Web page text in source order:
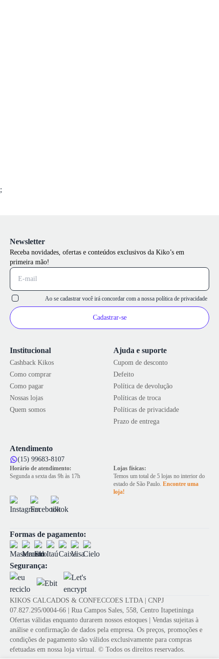
;
Institucional
Cashback Kikos
Como comprar
Como pagar
Nossas lojas
Quem somos
Ajuda e suporte
Cupom de desconto
Defeito
Política de devolução
Políticas de troca
Políticas de privacidade
Prazo de entrega
Atendimento
(15) 99683-8107
Horário de atendimento:
Segunda a sexta das 9h às 17h
Lojas físicas:
Temos um total de 5 lojas no interior do
estado de São Paulo. Encontre uma
loja!
Newsletter
Receba novidades, ofertas e conteúdos exclusivos da Kiko’s em
primeira mão!
Ao se cadastrar você irá concordar com a nossa política de privacidade
Cadastrar-se
Formas de pagamento:
Segurança:
KIKOS CALCADOS & CONFECCOES LTDA | CNPJ
07.827.295/0004-66 | Rua Campos Sales, 558, Centro Itapetininga
Ofertas válidas enquanto durarem nossos estoques | Vendas sujeitas à
análise e confirmação de dados pela empresa. Os preços, promoções e
condições de pagamento são válidos exclusivamente para compras
efetuadas em nossa loja virtual. © Todos os direitos reservados.